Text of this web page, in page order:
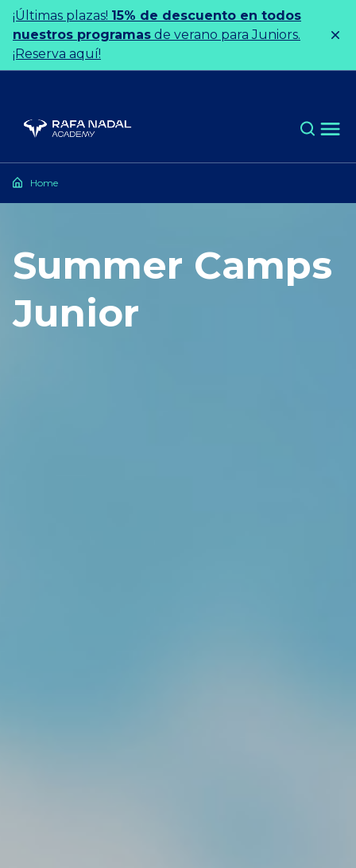
Ir al contenido
¡Últimas plazas! 15% de descuento en todos
nuestros programas de verano para Juniors.
¡Reserva aquí!
Home
Summer Camps
Junior